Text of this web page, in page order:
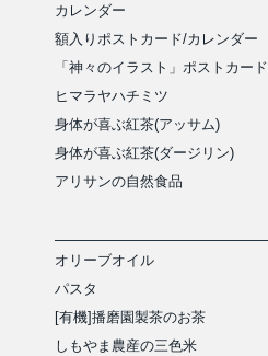
カレンダー
額入りポストカード/カレンダー
「神々のイラスト」ポストカード
ヒマラヤハチミツ
身体が喜ぶ紅茶(アッサム)
身体が喜ぶ紅茶(ダージリン)
アリサンの自然食品
オリーブオイル
パスタ
[有機]播磨園製茶のお茶
しもやま農産の三色米